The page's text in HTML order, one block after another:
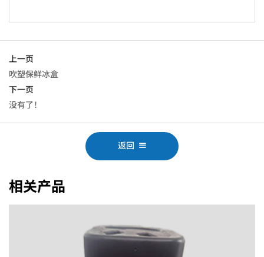
上一页
吹塑保鲜冰盒
下一页
没有了！
返回
相关产品